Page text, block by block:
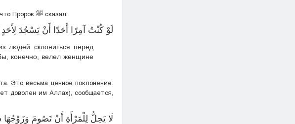
От Абу Хурайры (да будет доволен им Аллах) передаётся, что Пророк ﷺ сказал:
لَوْ كُنْتُ آمِرًا أَحَدًا أَنْ يَسْجُدَ
людей склониться перед
конечно, велел женщине
Это весьма ценное поклонение.
доволен им Аллах), сообщается,
لَا يَحِلُّ لِلْمَرْأَةِ أَنْ تَصُومَ وَزَوْجُهَا